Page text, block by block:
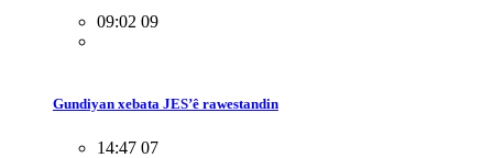
09:02 09
Gundiyan xebata JES’ê rawestandin
14:47 07